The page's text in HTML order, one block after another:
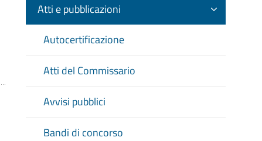
Atti e pubblicazioni
Autocertificazione
Atti del Commissario
Avvisi pubblici
Bandi di concorso